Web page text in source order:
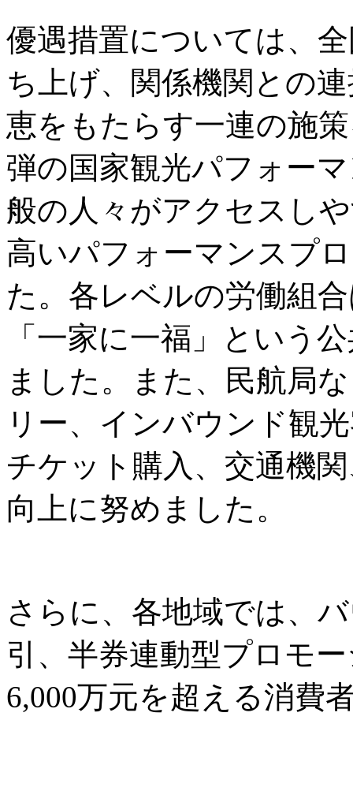
優遇措置については、
ち上げ、関係機関との
恵をもたらす一連の施
弾の国家観光パフォー
般の人々がアクセスし
高いパフォーマンスプ
た。各レベルの労働組
「一家に一福」という
ました。また、民航局
リー、インバウンド観
チケット購入、交通機
向上に努めました。
さらに、各地域では、
引、半券連動型プロモ
6,000万元を超える消費